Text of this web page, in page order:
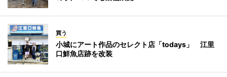
買う
小城にアート作品のセレクト店「todays」 江里
口鮮魚店跡を改装